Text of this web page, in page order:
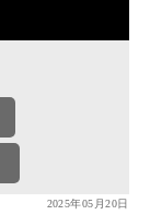
2025年05月20日